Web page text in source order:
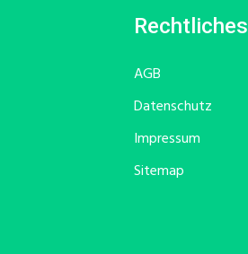
Rechtliches
AGB
Datenschutz
Impressum
Sitemap